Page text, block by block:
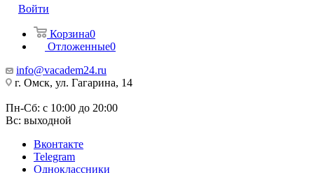
Войти
Корзина0
Отложенные0
info@vacadem24.ru
г. Омск, ул. Гагарина, 14
Пн-Сб: с 10:00 до 20:00
Вс: выходной
Вконтакте
Telegram
Одноклассники